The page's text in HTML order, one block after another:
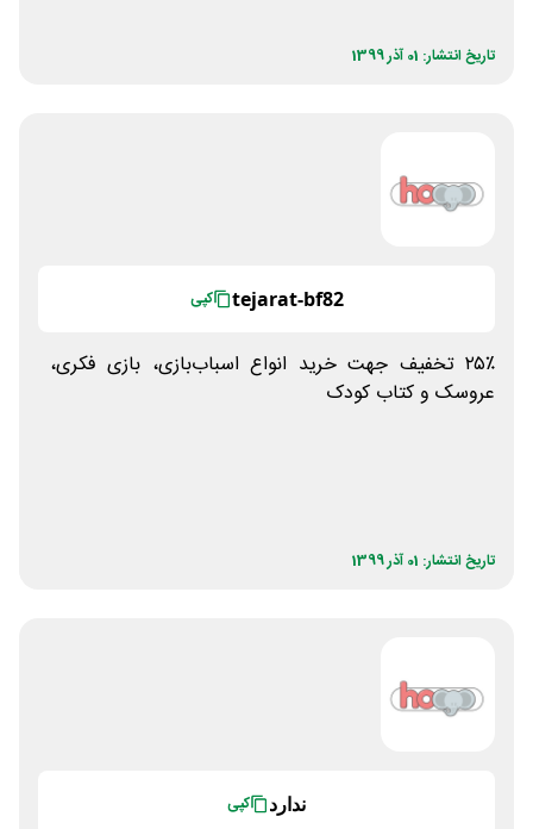
تاریخ انتشار: 01 آذر 1399
tejarat-bf82 کپی
۲۵٪ تخفیف جهت خرید انواع اسباب‌بازی، بازی فکری،
عروسک و کتاب کودک
تاریخ انتشار: 01 آذر 1399
ندارد کپی